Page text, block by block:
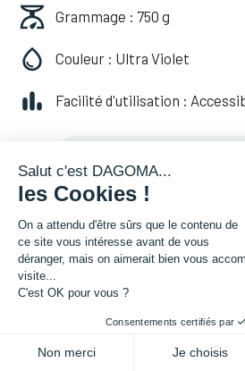
Grammage : 750 g
Couleur : Ultra Violet
Facilité d'utilisation :
20,82€HT
(20,82 TVA
Salut c'est DAGOMA...
les Cookies !
On a attendu d'être sûrs que le contenu de
ce site vous intéresse avant de vous
déranger, mais on aimerait bien vous
visite...
C'est OK pour vous ?
Consentements certifiés par
Non merci Je choisis